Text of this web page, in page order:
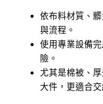
依布料材質、
與流程。
使用專業設備
險。
尤其是棉被、
大件，更適合